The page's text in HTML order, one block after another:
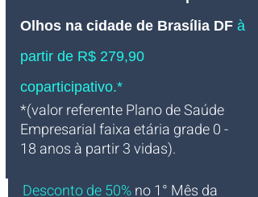
Olhos na cidade de Brasília DF à
partir de R$ 279,90
coparticipativo.*
*(valor referente Plano de Saúde
Empresarial faixa etária grade 0 -
18 anos à partir 3 vidas).
Desconto de 50%no 1° Mês da